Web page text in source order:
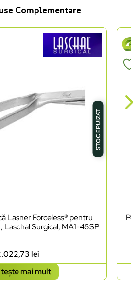
Complementare
STOC EPUIZAT
Lasner Forceless® pentru
Laschal Surgical, MA1-45SP
lei
mai mult